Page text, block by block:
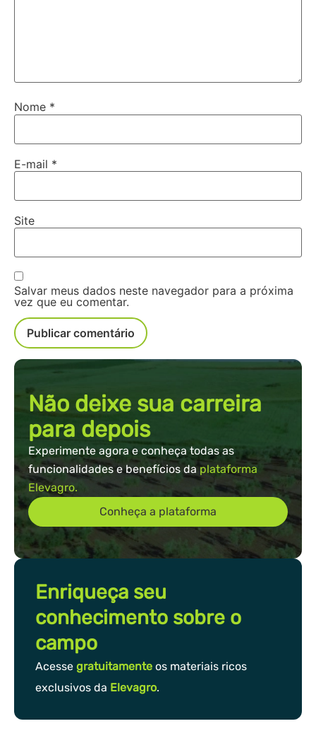
Nome *
E-mail *
Site
Salvar meus dados neste navegador para a próxima
vez que eu comentar.
Não deixe sua carreira
para depois
Experimente agora e conheça todas as
funcionalidades e benefícios daplataforma
Elevagro.
Conheça a plataforma
Enriqueça seu
conhecimento sobre o
campo
Acesse gratuitamente os materiais ricos
exclusivos da Elevagro.